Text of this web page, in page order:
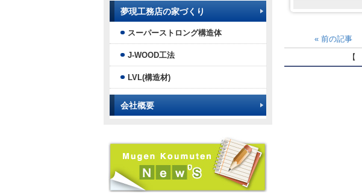
« 前の記事
【
夢現工務店の家づくり
スーパーストロング構造体
J-WOOD工法
LVL(構造材)
会社概要